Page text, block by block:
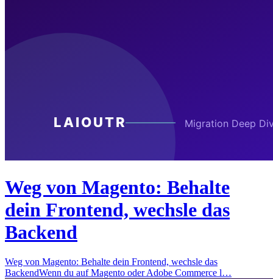
Weg von Magento: Behalte
dein Frontend, wechsle das
Backend
Weg von Magento: Behalte dein Frontend, wechsle das
BackendWenn du auf Magento oder Adobe Commerce l…